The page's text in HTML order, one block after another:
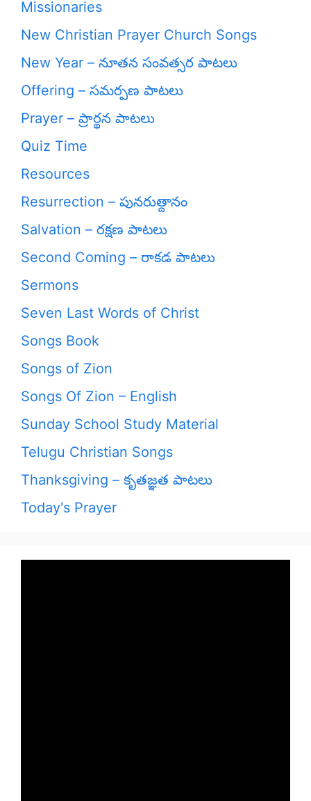
Missionaries
New Christian Prayer Church Songs
New Year – నూతన సంవత్సర పాటలు
Offering – సమర్పణ పాటలు
Prayer – ప్రార్థన పాటలు
Quiz Time
Resources
Resurrection – పునరుత్దానం
Salvation – రక్షణ పాటలు
Second Coming – రాకడ పాటలు
Sermons
Seven Last Words of Christ
Songs Book
Songs of Zion
Songs Of Zion – English
Sunday School Study Material
Telugu Christian Songs
Thanksgiving – కృతజ్ఞత పాటలు
Today's Prayer